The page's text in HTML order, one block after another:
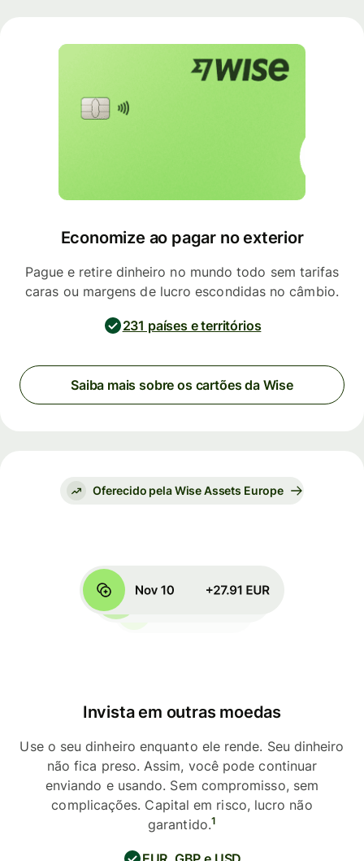
Economize ao pagar no exterior
Pague e retire dinheiro no mundo todo sem tarifas
caras ou margens de lucro escondidas no câmbio.
231 países e territórios
Saiba mais sobre os cartões da Wise
Oferecido pela Wise Assets Europe
Invista em outras moedas
Use o seu dinheiro enquanto ele rende. Seu dinheiro
não fica preso. Assim, você pode continuar
enviando e usando. Sem compromisso, sem
complicações. Capital em risco, lucro não
garantido.1